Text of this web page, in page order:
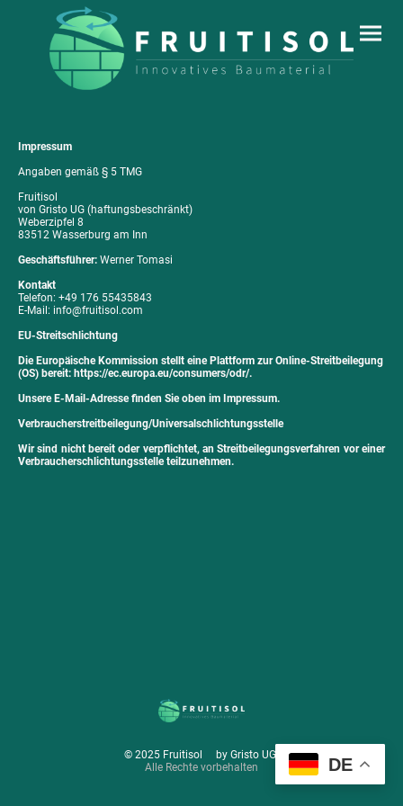
Impressum
Angaben gemäß § 5 TMG
Fruitisol
von Gristo UG (haftungsbeschränkt)
Weberzipfel 8
83512 Wasserburg am Inn
Geschäftsführer: Werner Tomasi
Kontakt
Telefon: +49 176 55435843
E-Mail: info@fruitisol.com
EU-Streitschlichtung
Die Europäische Kommission stellt eine Plattform zur Online-Streitbeilegung
(OS) bereit: https://ec.europa.eu/consumers/odr/.
Unsere E-Mail-Adresse finden Sie oben im Impressum.
Verbraucherstreitbeilegung/Universalschlichtungsstelle
Wir sind nicht bereit oder verpflichtet, an Streitbeilegungsverfahren vor einer
Verbraucherschlichtungsstelle teilzunehmen.
© 2025 Fruitisol by Gristo UG
Alle Rechte vorbehalten
DE